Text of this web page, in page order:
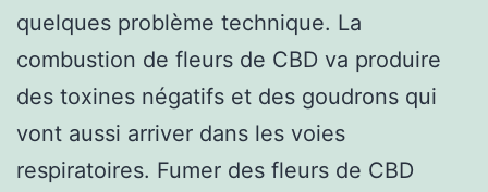
quelques problème technique. La
combustion de fleurs de CBD va produire
des toxines négatifs et des goudrons qui
vont aussi arriver dans les voies
respiratoires. Fumer des fleurs de CBD